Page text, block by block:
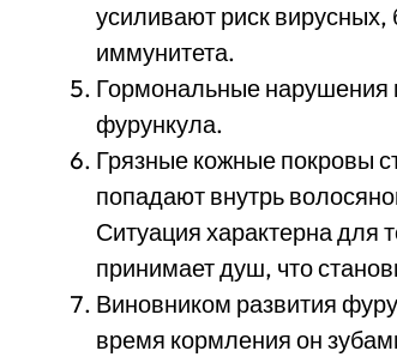
усиливают риск
иммунитета.
Гормональные нарушения
фурункула.
Грязные кожные покровы
попадают внутрь
Ситуация характерна для
принимает душ, что
Виновником развития
время кормления он